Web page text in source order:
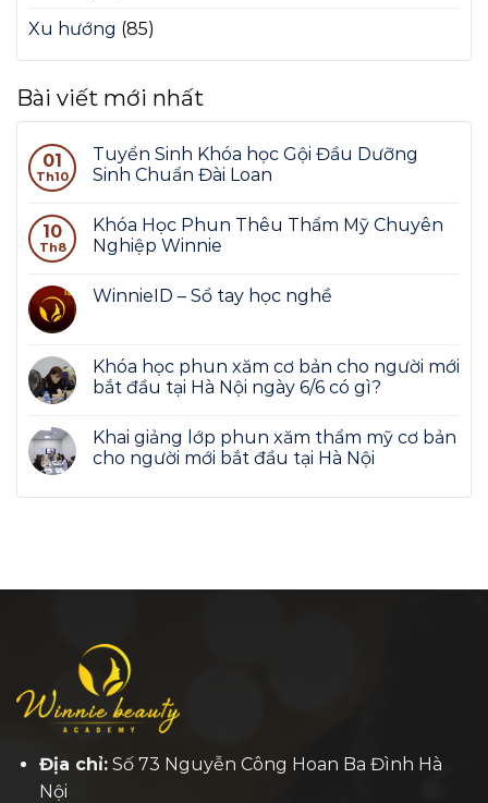
Xu hướng (85)
Bài viết mới nhất
01
Th10
Tuyển Sinh Khóa học Gội Đầu Dưỡng
Sinh Chuẩn Đài Loan
10
Th8
Khóa Học Phun Thêu Thẩm Mỹ Chuyên
Nghiệp Winnie
WinnieID – Sổ tay học nghề
Khóa học phun xăm cơ bản cho người mới
bắt đầu tại Hà Nội ngày 6/6 có gì?
Khai giảng lớp phun xăm thẩm mỹ cơ bản
cho người mới bắt đầu tại Hà Nội
Địa chỉ:Số 73 Nguyễn Công Hoan Ba Đình Hà
Nội